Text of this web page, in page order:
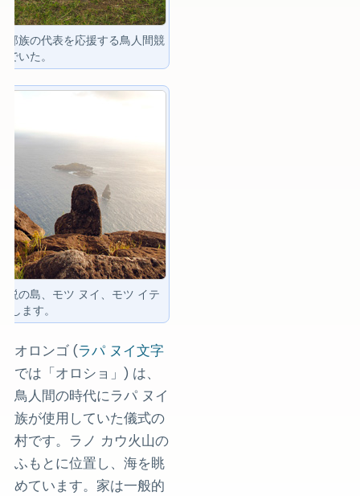
部族の代表を応援する鳥人間競
いた。
説の島、モツ ヌイ、モツ イテ
します。
オロンゴ (ラパ ヌイ文字
では「オロショ」) は、
鳥人間の時代にラパ ヌイ
族が使用していた儀式の
村です。ラノ カウ火山の
ふもとに位置し、海を眺
めています。家は一般的